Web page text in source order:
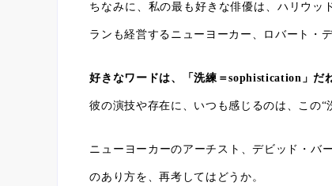
ちなみに、私の最も好きな俳優は、ハリウッ
ランも経営するニューヨーカー、ロバート・
好きなワードは、「洗練＝sophistication」だ
彼の演技や存在に、いつも感じるのは、この“
ニューヨーカーのアーチスト、デビッド・バ
のあり方を、再考してはどうか。